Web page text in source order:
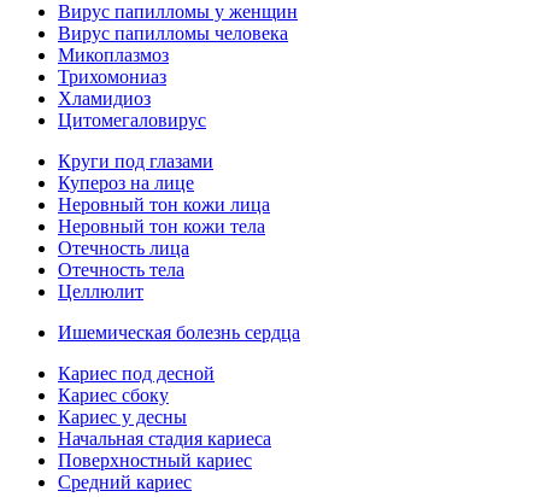
Вирус папилломы у женщин
Вирус папилломы человека
Микоплазмоз
Трихомониаз
Хламидиоз
Цитомегаловирус
Круги под глазами
Купероз на лице
Неровный тон кожи лица
Неровный тон кожи тела
Отечность лица
Отечность тела
Целлюлит
Ишемическая болезнь сердца
Кариес под десной
Кариес сбоку
Кариес у десны
Начальная стадия кариеса
Поверхностный кариес
Средний кариес